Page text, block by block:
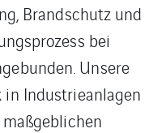
Brandschutz und
bei
Unsere
Industrieanlagen